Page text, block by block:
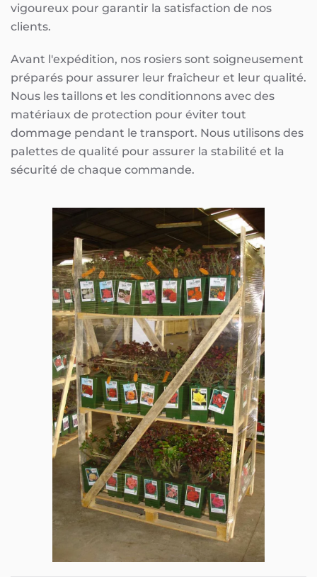
vigoureux pour garantir la satisfaction de nos
clients.
Avant l'expédition, nos rosiers sont soigneusement
préparés pour assurer leur fraîcheur et leur qualité.
Nous les taillons et les conditionnons avec des
matériaux de protection pour éviter tout
dommage pendant le transport. Nous utilisons des
palettes de qualité pour assurer la stabilité et la
sécurité de chaque commande.